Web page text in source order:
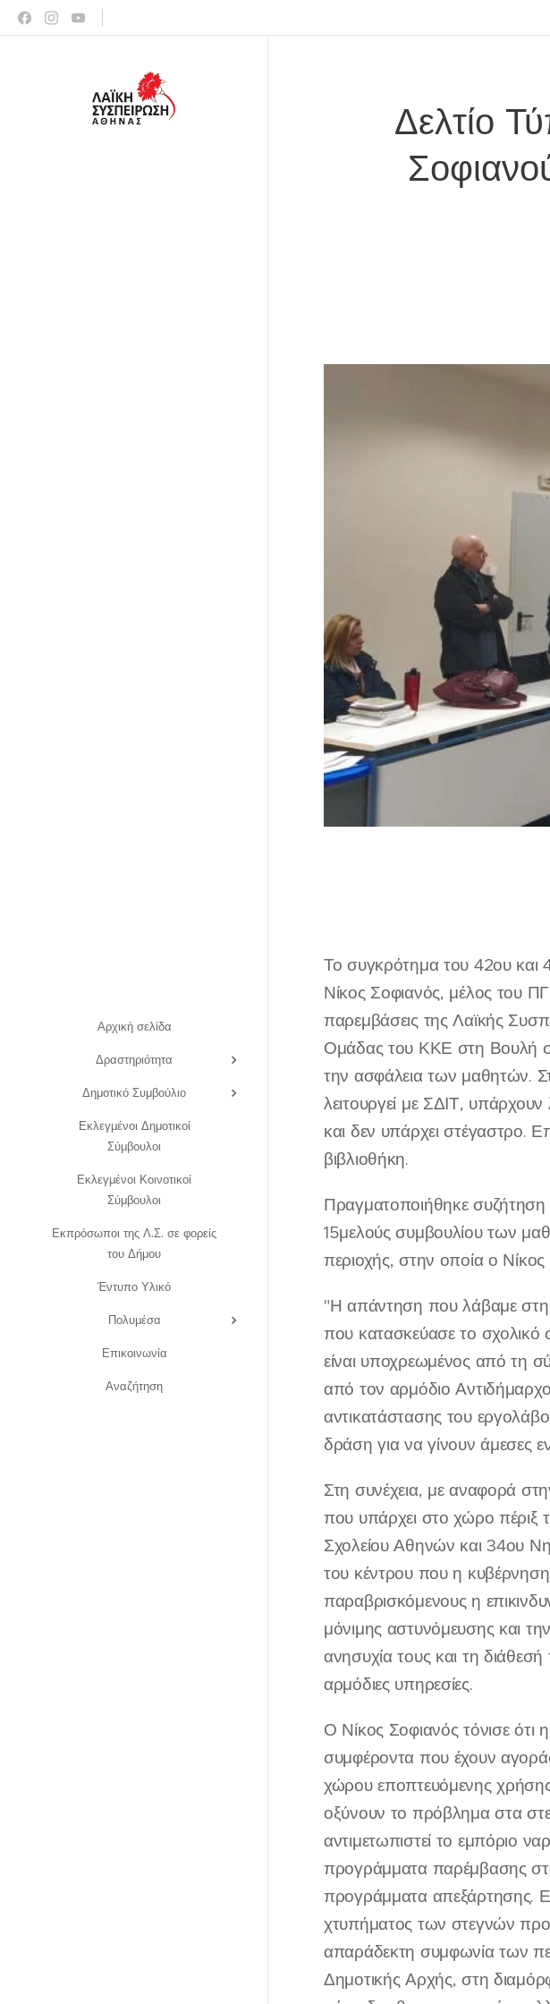
Αρχική σελίδα
Δραστηριότητα
Δημοτικό Συμβούλιο
Εκλεγμένοι Δημοτικοί
Σύμβουλοι
Εκλεγμένοι Κοινοτικοί
Σύμβουλοι
Εκπρόσωποι της Λ.Σ. σε φορείς
του Δήμου
Έντυπο Υλικό
Πολυμέσα
Επικοινωνία
Αναζήτηση
Δελτίο
Το συγκρότημα του 42ου και
Νίκος Σοφιανός, μέλος του
παρεμβάσεις της Λαϊκής
Ομάδας του ΚΚΕ στη Βουλή
την ασφάλεια των μαθητών.
λειτουργεί με ΣΔΙΤ,
και δεν υπάρχει στέγαστρο.
βιβλιοθήκη.
Πραγματοποιήθηκε συζήτηση
15μελούς συμβουλίου των
περιοχής, στην οποία ο Νίκος
"Η απάντηση που λάβαμε
που κατασκεύασε το σχολικό
είναι υποχρεωμένος από τη
από τον αρμόδιο
αντικατάστασης του
δράση για να γίνουν άμεσες
Στη συνέχεια, με αναφορά
που υπάρχει στο χώρο πέριξ
Σχολείου Αθηνών και 34ου
του κέντρου που η κυβέρνηση
παραβρισκόμενους η
μόνιμης αστυνόμευσης και
ανησυχία τους και τη
αρμόδιες υπηρεσίες.
Ο Νίκος Σοφιανός τόνισε ότι
συμφέροντα που έχουν
χώρου εποπτευόμενης
οξύνουν το πρόβλημα στα
αντιμετωπιστεί το εμπόριο
προγράμματα παρέμβασης
προγράμματα απεξάρτησης.
χτυπήματος των στεγνών
απαράδεκτη συμφωνία των
Δημοτικής Αρχής, στη